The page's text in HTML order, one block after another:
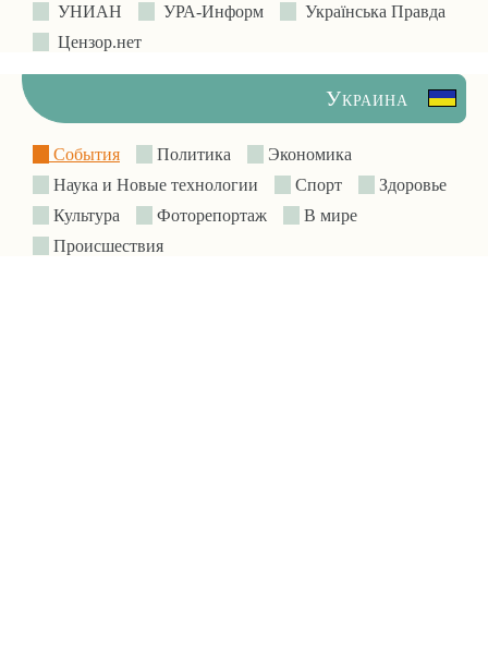
УНИАН
УРА-Информ
Українська Правда
Цензор.нет
Украина
События Политика
Экономика
Наука и Новые технологии
Спорт
Здоровье
Культура
Фоторепортаж
В мире
Происшествия